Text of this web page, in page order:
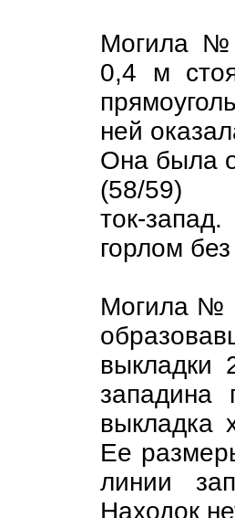
Могила №
0,4 м
ней
Она была
(58/59)
ток-
горлом
Могила №
выкладки
западина
выкладка
Ее
линии
Находок